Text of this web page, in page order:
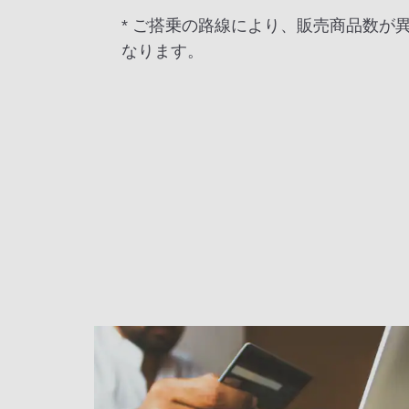
* ご搭乗の路線により、販売商品数が
なります。